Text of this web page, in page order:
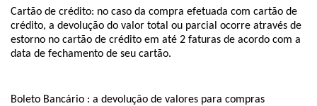
Cartão de crédito: no caso da compra efetuada com cartão de
crédito, a devolução do valor total ou parcial ocorre através de
estorno no cartão de crédito em até 2 faturas de acordo com a
data de fechamento de seu cartão.
Boleto Bancário : a devolução de valores para compras